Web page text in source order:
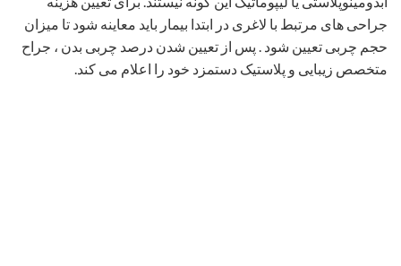
جراحی های مرتبط با لاغری در ابتدا بیمار باید معاینه شود تا میزان
حجم چربی تعیین شود . پس از تعیین شدن درصد چربی بدن ، جراح
متخصص زیبایی و پلاستیک دستمزد خود را اعلام می کند.